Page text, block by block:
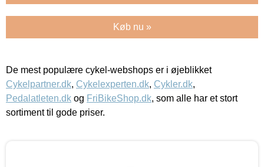
Køb nu »
De mest populære cykel-webshops er i øjeblikket
Cykelpartner.dk, Cykelexperten.dk, Cykler.dk,
Pedalatleten.dk og FriBikeShop.dk, som alle har et stort
sortiment til gode priser.